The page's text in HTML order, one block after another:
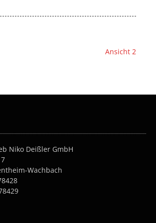
Ansicht 2
Niko Deißler GmbH
Wachbach